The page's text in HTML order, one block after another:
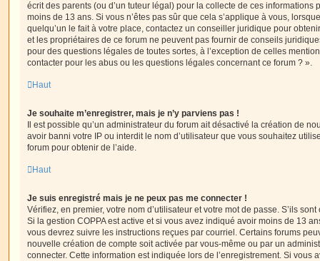
écrit des parents (ou d’un tuteur légal) pour la collecte de ces informations
moins de 13 ans. Si vous n’êtes pas sûr que cela s’applique à vous,
quelqu’un le fait à votre place, contactez un conseiller juridique pour
et les propriétaires de ce forum ne peuvent pas fournir de conseils
pour des questions légales de toutes sortes, à l’exception de celles
contacter pour les abus ou les questions légales concernant ce forum ? ».
Haut
Je souhaite m’enregistrer, mais je n’y parviens pas !
Il est possible qu’un administrateur du forum ait désactivé la création de
avoir banni votre IP ou interdit le nom d’utilisateur que vous souhaitez
forum pour obtenir de l’aide.
Haut
Je suis enregistré mais je ne peux pas me connecter !
Vérifiez, en premier, votre nom d’utilisateur et votre mot de passe. S’ils
Si la gestion COPPA est active et si vous avez indiqué avoir moins de 13
vous devrez suivre les instructions reçues par courriel. Certains forums
nouvelle création de compte soit activée par vous-même ou par un
connecter. Cette information est indiquée lors de l’enregistrement. Si vous